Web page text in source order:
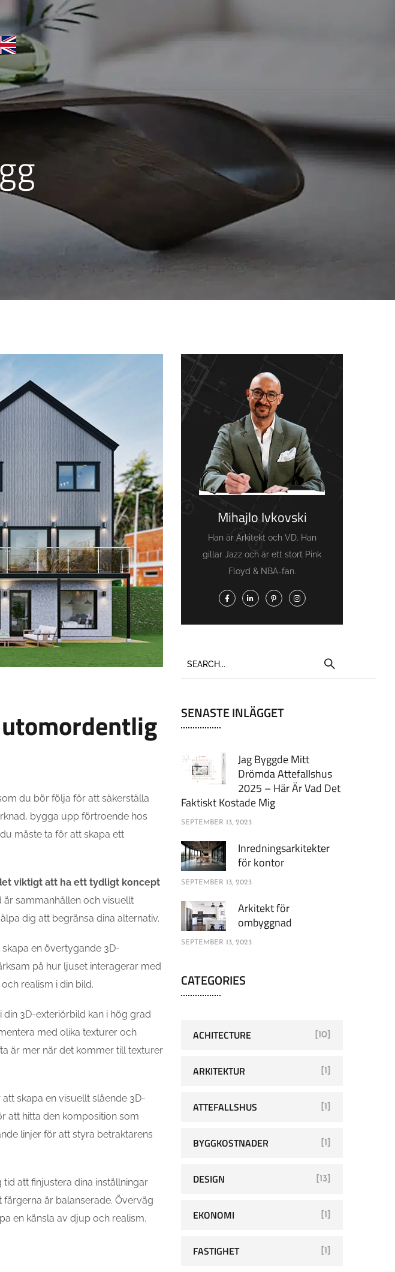
ENGLISH
du bör följa för att säkerställa
bygga upp förtroende hos
måste ta för att skapa ett
viktigt att ha ett tydligt koncept
är sammanhållen och visuellt
dig att begränsa dina alternativ.
en övertygande 3D-
på hur ljuset interagerar med
realism i din bild.
3D-exteriörbild kan i hög grad
med olika texturer och
är mer när det kommer till texturer
skapa en visuellt slående 3D-
att hitta den komposition som
linjer för att styra betraktarens
att finjustera dina inställningar
är balanserade. Överväg
en känsla av djup och realism.
Mihajlo Ivkovski
Han är Arkitekt och VD. Han
gillar Jazz och är ett stort Pink
Floyd & NBA-fan.
SENASTE INLÄGGET
Jag Byggde Mitt
Drömda Attefallshus
2025 – Här Är Vad Det
Faktiskt Kostade Mig
SEPTEMBER 13, 2023
Inredningsarkitekter
för kontor
SEPTEMBER 13, 2023
Arkitekt för
ombyggnad
SEPTEMBER 13, 2023
CATEGORIES
ACHITECTURE [10]
ARKITEKTUR [1]
ATTEFALLSHUS [1]
BYGGKOSTNADER [1]
DESIGN [13]
EKONOMI [1]
FASTIGHET [1]